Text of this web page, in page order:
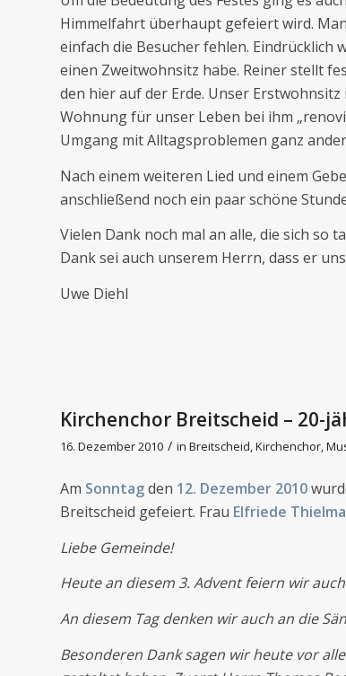
Himmelfahrt überhaupt gefeiert wird.
einfach die Besucher fehlen. Eindrücklich
einen Zweitwohnsitz habe. Reiner stellt
den hier auf der Erde. Unser
Wohnung für unser Leben bei ihm
Umgang mit Alltagsproblemen ganz
Nach einem weiteren Lied und einem
anschließend noch ein paar schöne
Vielen Dank noch mal an alle, die sich
Dank sei auch unserem Herrn, dass er
Uwe Diehl
Kirchenchor Breitscheid – 20-
16. Dezember 2010 / in Breitscheid,Kirchenchor,
Am Sonntagden 12. Dezember 2010
Breitscheid gefeiert. Frau Elfriede
Liebe Gemeinde!
Heute an diesem 3. Advent feiern wir
An diesem Tag denken wir auch an die
Besonderen Dank sagen wir heute vor